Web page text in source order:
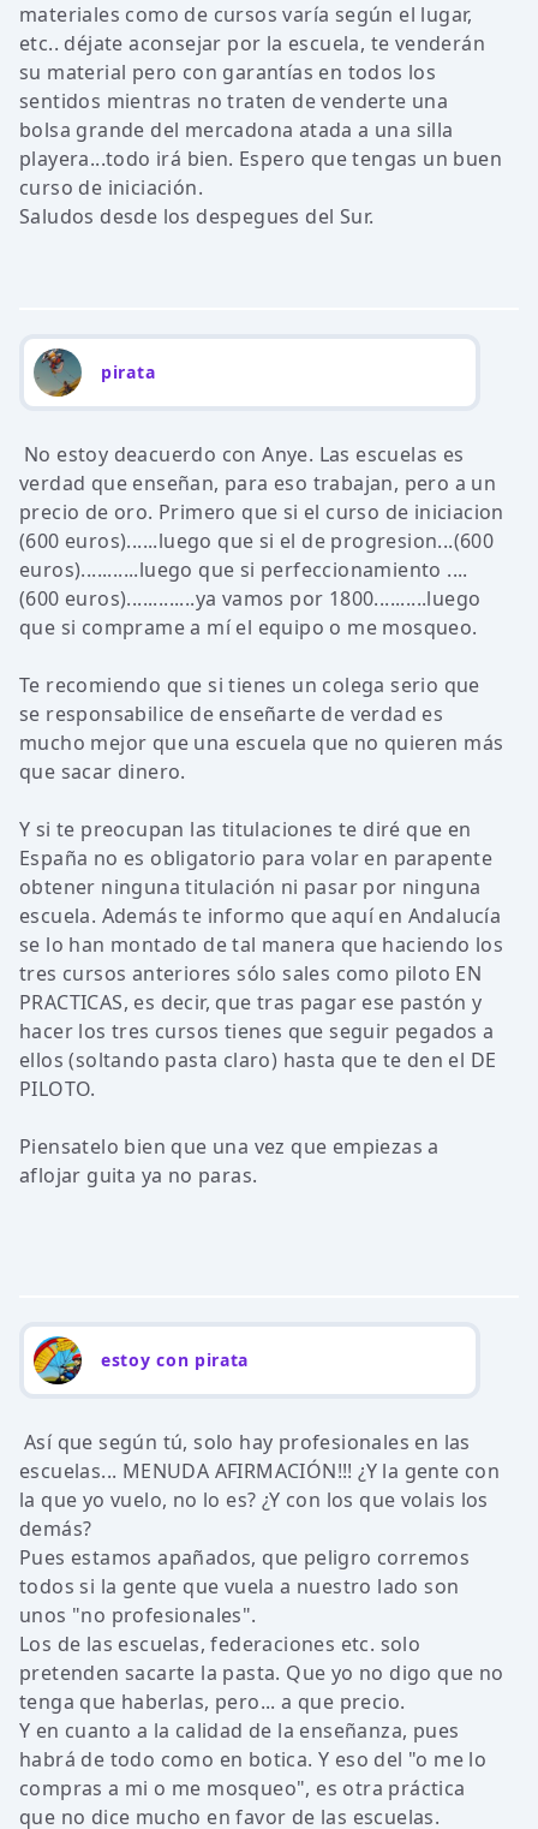
materiales como de cursos varía según el lugar,
etc.. déjate aconsejar por la escuela, te venderán
su material pero con garantías en todos los
sentidos mientras no traten de venderte una
bolsa grande del mercadona atada a una silla
playera...todo irá bien. Espero que tengas un buen
curso de iniciación.
Saludos desde los despegues del Sur.
pirata
No estoy deacuerdo con Anye. Las escuelas es
verdad que enseñan, para eso trabajan, pero a un
precio de oro. Primero que si el curso de iniciacion
(600 euros)......luego que si el de progresion...(600
euros)...........luego que si perfeccionamiento ....
(600 euros).............ya vamos por 1800..........luego
que si comprame a mí el equipo o me mosqueo.
Te recomiendo que si tienes un colega serio que
se responsabilice de enseñarte de verdad es
mucho mejor que una escuela que no quieren más
que sacar dinero.
Y si te preocupan las titulaciones te diré que en
España no es obligatorio para volar en parapente
obtener ninguna titulación ni pasar por ninguna
escuela. Además te informo que aquí en Andalucía
se lo han montado de tal manera que haciendo los
tres cursos anteriores sólo sales como piloto EN
PRACTICAS, es decir, que tras pagar ese pastón y
hacer los tres cursos tienes que seguir pegados a
ellos (soltando pasta claro) hasta que te den el DE
PILOTO.
Piensatelo bien que una vez que empiezas a
aflojar guita ya no paras.
estoy con pirata
Así que según tú, solo hay profesionales en las
escuelas... MENUDA AFIRMACIÓN!!! ¿Y la gente con
la que yo vuelo, no lo es? ¿Y con los que volais los
demás?
Pues estamos apañados, que peligro corremos
todos si la gente que vuela a nuestro lado son
unos "no profesionales".
Los de las escuelas, federaciones etc. solo
pretenden sacarte la pasta. Que yo no digo que no
tenga que haberlas, pero... a que precio.
Y en cuanto a la calidad de la enseñanza, pues
habrá de todo como en botica. Y eso del "o me lo
compras a mi o me mosqueo", es otra práctica
que no dice mucho en favor de las escuelas.